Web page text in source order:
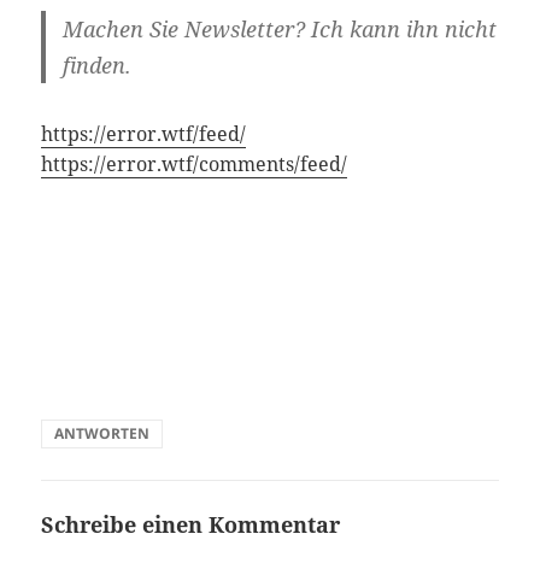
Machen Sie Newsletter? Ich kann ihn nicht
finden.
https://error.wtf/feed/
https://error.wtf/comments/feed/
ANTWORTEN
Schreibe einen Kommentar